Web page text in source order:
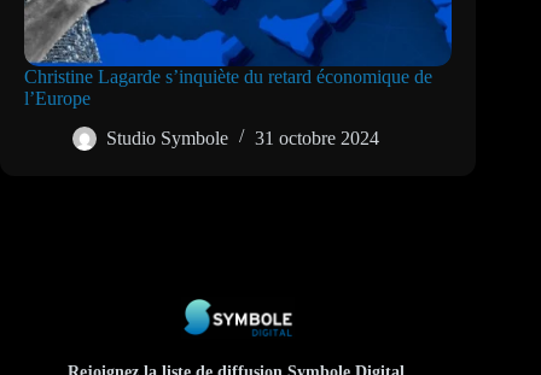
Christine Lagarde s’inquiète du retard économique de
l’Europe
Studio Symbole
31 octobre 2024